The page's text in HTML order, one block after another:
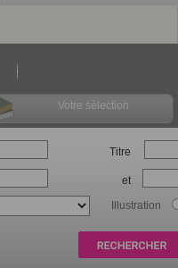
Votre sélection
Titre
et
Illustration